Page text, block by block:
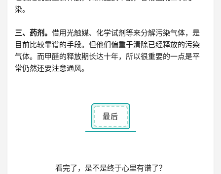
染。
三、药剂。 借用光触媒、化学试剂等来分解污染气体，是
目前比较靠谱的手段。但他们偏重于清除已经释放的污染
气体。而甲醛的释放期长达十年，所以很重要的一点是平
常仍然还要注意通风。
最后
看完了，是不是终于心里有谱了？